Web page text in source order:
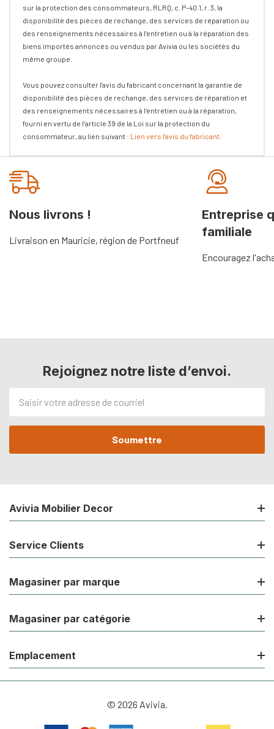
sur la protection des consommateurs, RLRQ, c. P-40.1, r. 3, la
disponibilité des pièces de rechange, des services de réparation ou
des renseignements nécessaires à l’entretien ou à la réparation des
biens importés annoncés ou vendus par Avivia ou les sociétés du
même groupe.
Vous pouvez consulter l'avis du fabricant concernant la garantie de
disponibilité des pièces de rechange, des services de réparation et
des renseignements nécessaires à l’entretien ou à la réparation,
fourni en vertu de l’article 39 de la Loi sur la protection du
consommateur, au lien suivant : Lien vers l'avis du fabricant
Onglet
personnalisé
Nous livrons !
Livraison en Mauricie, région de Portfneuf
Entreprise
familiale
Encouragez
Rejoignez notre liste d’envoi.
de
courriel
Avivia Mobilier Decor
Service Clients
Magasiner par marque
Magasiner par catégorie
Emplacement
© 2026 Avivia.